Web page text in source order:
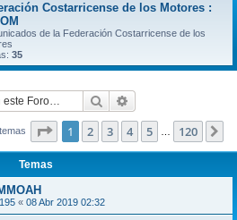
Costarricense de los Motores :
de la Federación Costarricense de los
35
Buscar
Página de 120
1 2 3 4 5 120
Temas
« 08 Abr 2019 02:32